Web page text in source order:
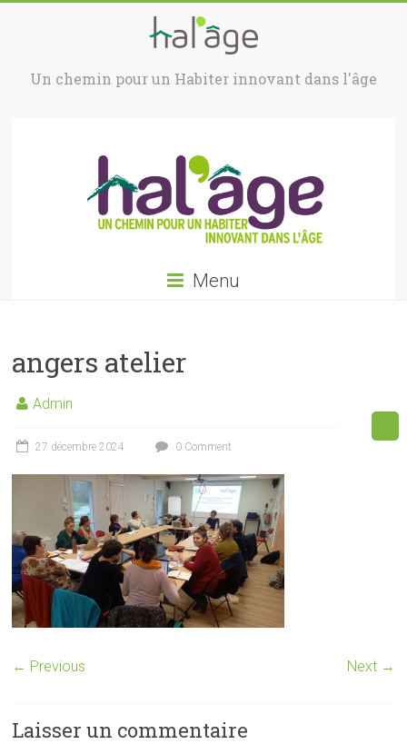
Un chemin pour un Habiter innovant dans l'âge
Menu
angers atelier
Admin
27 décembre 2024 0 Comment
← Previous Next →
Laisser un commentaire